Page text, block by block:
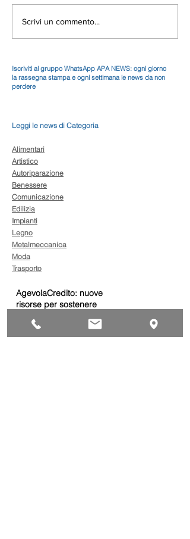
Scrivi un commento...
Iscriviti al gruppo WhatsApp APA NEWS: ogni giorno
la rassegna stampa e ogni settimana le news da non
perdere
Leggi le news di Categoria
Alimentari
Artistico
Autoriparazione
Benessere
Comunicazione
Edilizia
Impianti
Legno
Metalmeccanica
Moda
Trasporto
AgevolaCredito: nuove
risorse per sostenere
e competitività delle imprese